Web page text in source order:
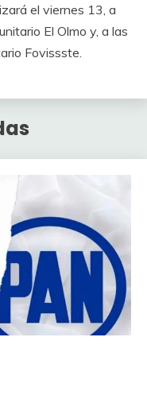
el viernes 13, a
El Olmo y, a las
Fovissste.